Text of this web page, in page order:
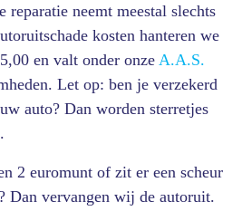
reparatie neemt meestal slechts
kosten hanteren we
en valt onder onze A.A.S.
Let op: ben je verzekerd
auto? Dan worden sterretjes
2 euromunt of zit er een scheur
Dan vervangen wij de autoruit.